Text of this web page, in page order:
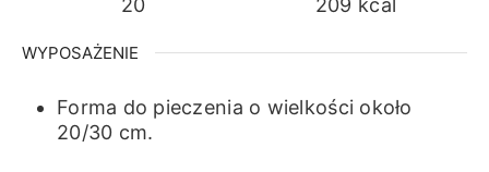
20 209 kcal
WYPOSAŻENIE
Forma do pieczenia o wielkości około
20/30 cm.